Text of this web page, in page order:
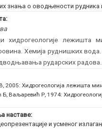
знања о оводњености
хидрогеологије лежишта
Хемија руднишких
рударских
2005: Хидрогеологија лежишта
Ваљаревић Р, 1974:
наставе:
и усменог